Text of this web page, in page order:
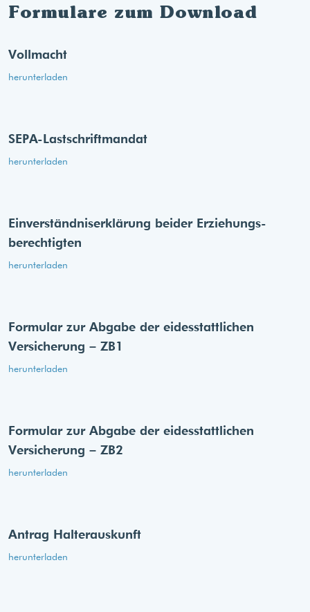
Formulare zum Download
Vollmacht
herunterladen
SEPA-Lastschriftmandat
herunterladen
Einverständnis­erklärung beider Erziehungs­
berechtigten
herunterladen
Formular zur Abgabe der eides­stattlichen
Versicherung – ZB1
herunterladen
Formular zur Abgabe der eides­stattlichen
Versicherung – ZB2
herunterladen
Antrag Halterauskunft
herunterladen